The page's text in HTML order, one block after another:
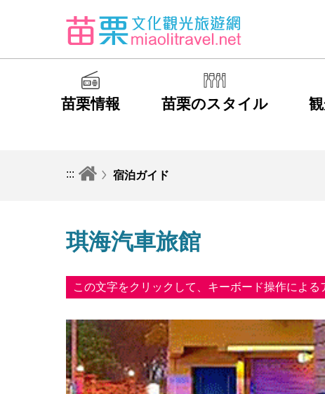
苗栗情報 苗栗のスタイル
::: 宿泊ガイド
琪海汽車旅館
この文字をクリックして、キーボード操作による